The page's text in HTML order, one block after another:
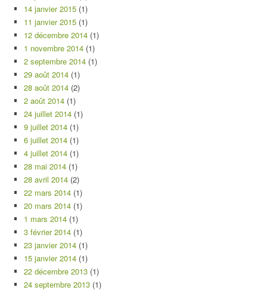
14 janvier 2015 (1)
11 janvier 2015 (1)
12 décembre 2014 (1)
1 novembre 2014 (1)
2 septembre 2014 (1)
29 août 2014 (1)
28 août 2014 (2)
2 août 2014 (1)
24 juillet 2014 (1)
9 juillet 2014 (1)
6 juillet 2014 (1)
4 juillet 2014 (1)
28 mai 2014 (1)
28 avril 2014 (2)
22 mars 2014 (1)
20 mars 2014 (1)
1 mars 2014 (1)
3 février 2014 (1)
23 janvier 2014 (1)
15 janvier 2014 (1)
22 décembre 2013 (1)
24 septembre 2013 (1)